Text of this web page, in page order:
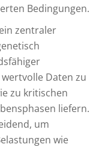
Bedingungen.
zentraler
Daten zu
zu kritischen
liefern.
um
wie